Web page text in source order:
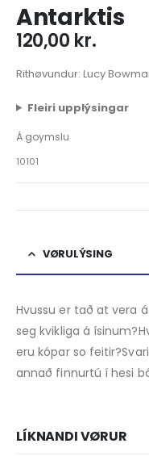
Antarktis
120,00 kr.
Rithøvundur: Lucy
Fleiri upplýsingar
Á goymslu
10101
VØRULÝSING
Hvussu er tað at vera
seg kvikliga á
eru kópar so
annað finnurtú í hesi
LÍKNANDI VØRUR